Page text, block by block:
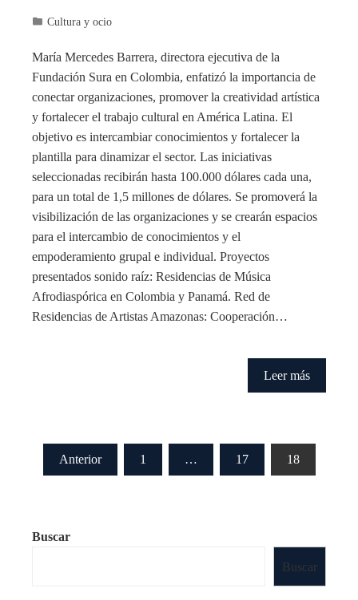
Cultura y ocio
María Mercedes Barrera, directora ejecutiva de la
Fundación Sura en Colombia, enfatizó la importancia de
conectar organizaciones, promover la creatividad artística
y fortalecer el trabajo cultural en América Latina. El
objetivo es intercambiar conocimientos y fortalecer la
plantilla para dinamizar el sector. Las iniciativas
seleccionadas recibirán hasta 100.000 dólares cada una,
para un total de 1,5 millones de dólares. Se promoverá la
visibilización de las organizaciones y se crearán espacios
para el intercambio de conocimientos y el
empoderamiento grupal e individual. Proyectos
presentados sonido raíz: Residencias de Música
Afrodiaspórica en Colombia y Panamá. Red de
Residencias de Artistas Amazonas: Cooperación…
Leer más
Paginación
entradas
Anterior 1 … 17 18
Buscar
Buscar